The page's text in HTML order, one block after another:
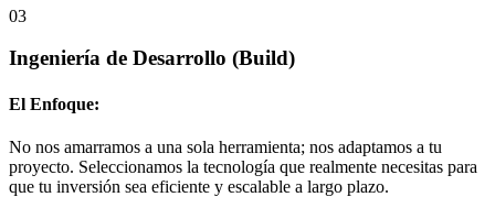
03
Ingeniería de Desarrollo (Build)
El Enfoque:
No nos amarramos a una sola herramienta; nos adaptamos a tu
proyecto. Seleccionamos la tecnología que realmente necesitas para
que tu inversión sea eficiente y escalable a largo plazo.